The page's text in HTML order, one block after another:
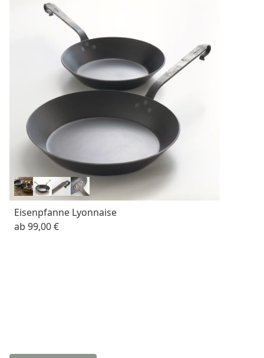
Eisenpfanne Lyonnaise
ab 99,00 €